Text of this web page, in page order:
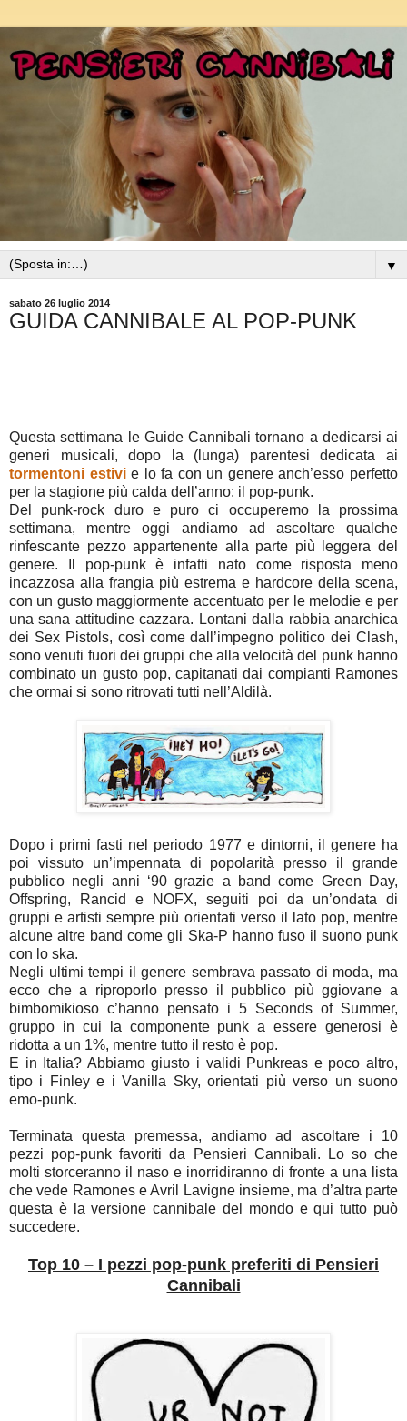
▼
sabato 26 luglio 2014
GUIDA CANNIBALE AL POP-PUNK
Questa settimana le Guide Cannibali tornano a dedicarsi ai
generi musicali, dopo la (lunga) parentesi dedicata ai
tormentoni estivie lo fa con un genere anch’esso perfetto
per la stagione più calda dell’anno: il pop-punk.
Del punk-rock duro e puro ci occuperemo la prossima
settimana, mentre oggi andiamo ad ascoltare qualche
rinfescante pezzo appartenente alla parte più leggera del
genere. Il pop-punk è infatti nato come risposta meno
incazzosa alla frangia più estrema e hardcore della scena,
con un gusto maggiormente accentuato per le melodie e per
una sana attitudine cazzara. Lontani dalla rabbia anarchica
dei Sex Pistols, così come dall’impegno politico dei Clash,
sono venuti fuori dei gruppi che alla velocità del punk hanno
combinato un gusto pop, capitanati dai compianti Ramones
che ormai si sono ritrovati tutti nell’Aldilà.
Dopo i primi fasti nel periodo 1977 e dintorni, il genere ha
poi vissuto un’impennata di popolarità presso il grande
pubblico negli anni ‘90 grazie a band come Green Day,
Offspring, Rancid e NOFX, seguiti poi da un’ondata di
gruppi e artisti sempre più orientati verso il lato pop, mentre
alcune altre band come gli Ska-P hanno fuso il suono punk
con lo ska.
Negli ultimi tempi il genere sembrava passato di moda, ma
ecco che a riproporlo presso il pubblico più ggiovane a
bimbomikioso c’hanno pensato i 5 Seconds of Summer,
gruppo in cui la componente punk a essere generosi è
ridotta a un 1%, mentre tutto il resto è pop.
E in Italia? Abbiamo giusto i validi Punkreas e poco altro,
tipo i Finley e i Vanilla Sky, orientati più verso un suono
emo-punk.
Terminata questa premessa, andiamo ad ascoltare i 10
pezzi pop-punk favoriti da Pensieri Cannibali. Lo so che
molti storceranno il naso e inorridiranno di fronte a una lista
che vede Ramones e Avril Lavigne insieme, ma d’altra parte
questa è la versione cannibale del mondo e qui tutto può
succedere.
Top 10 – I pezzi pop-punk preferiti di Pensieri
Cannibali